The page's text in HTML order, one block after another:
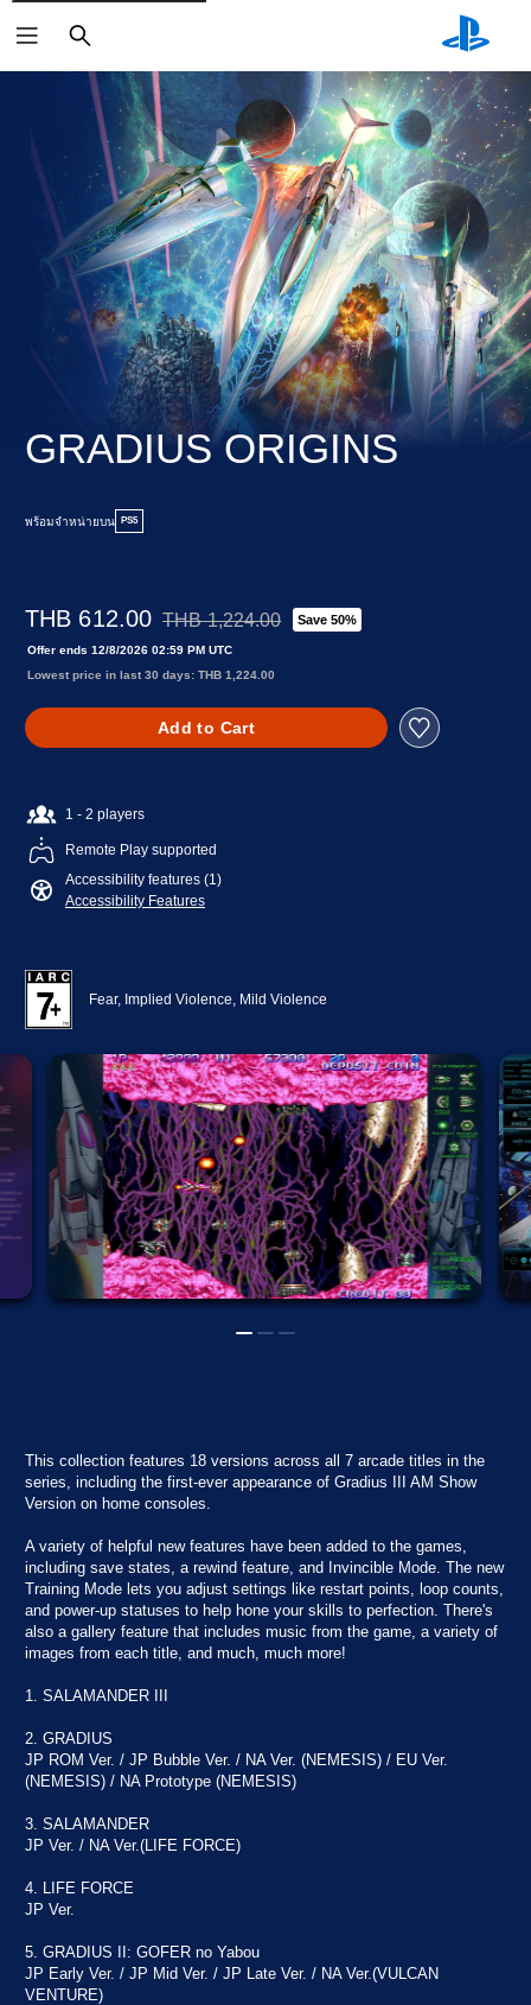
GRADIUS ORIGINS
พร้อมจำหน่ายบน PS5
THB 612.00 Discounted from original price of THB 1,224.00
THB 1,224.00 Save 50%
Offer ends 12/8/2026 02:59 PM UTC
Lowest price in last 30 days: THB 1,224.00
Add to Cart
1 - 2 players
Remote Play supported
Accessibility features (1)
Accessibility Features
Fear, Implied Violence, Mild Violence
This collection features 18 versions across all 7 arcade titles in the
series, including the first-ever appearance of Gradius III AM Show
Version on home consoles.
A variety of helpful new features have been added to the games,
including save states, a rewind feature, and Invincible Mode. The new
Training Mode lets you adjust settings like restart points, loop counts,
and power-up statuses to help hone your skills to perfection. There's
also a gallery feature that includes music from the game, a variety of
images from each title, and much, much more!
1. SALAMANDER III
2. GRADIUS
JP ROM Ver. / JP Bubble Ver. / NA Ver. (NEMESIS) / EU Ver.
(NEMESIS) / NA Prototype (NEMESIS)
3. SALAMANDER
JP Ver. / NA Ver.(LIFE FORCE)
4. LIFE FORCE
JP Ver.
5. GRADIUS II: GOFER no Yabou
JP Early Ver. / JP Mid Ver. / JP Late Ver. / NA Ver.(VULCAN
VENTURE)